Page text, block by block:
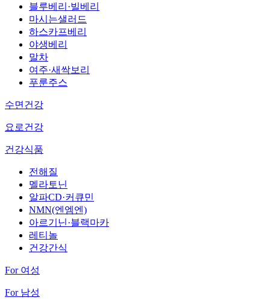
블루베리·빌베리
마시는샐러드
하스카프베리
야생베리
말차
여주·새싹보리
푸룬주스
수면건강
요로건강
건강식품
전해질
멜라토닌
알파CD·커큐민
NMN(엔엠엔)
아르기닌·블랙마카
레티놀
건강간식
For 여성
For 남성